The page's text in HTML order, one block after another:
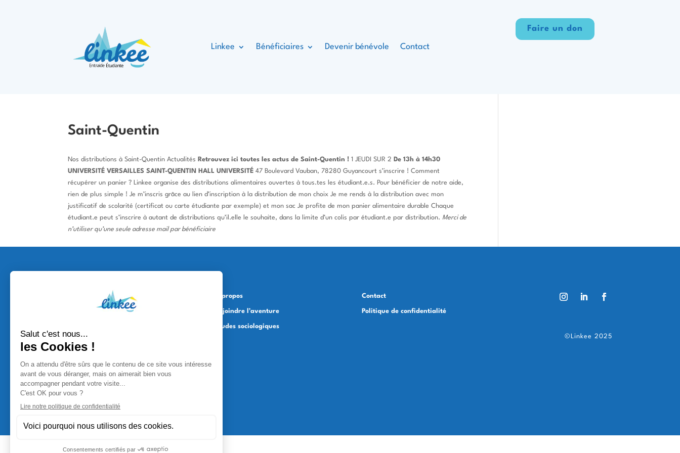
Linkee Bénéficiaires Devenir bénévole Contact
Faire un don
Saint-Quentin
Nos distributions à Saint-Quentin Actualités Retrouvez ici toutes les actus de Saint-Quentin ! 1 JEUDI SUR 2 De 13h à 14h30
UNIVERSITÉ VERSAILLESSAINT-QUENTIN HALL UNIVERSITÉ 47 Boulevard Vauban, 78280 Guyancourt s’inscrire ! Comment
récupérer un panier ? Linkee organise des distributions alimentaires ouvertes à tous.tes les étudiant.e.s. Pour bénéficier de notre aide,
rien de plus simple ! Je m’inscris grâce au lien d’inscription à la distribution de mon choix Je me rends à la distribution avec mon
justificatif de scolarité (certificat ou carte étudiante par exemple) et mon sac Je profite de mon panier alimentaire durable Chaque
étudiant.e peut s’inscrire à autant de distributions qu’il.elle le souhaite, dans la limite d’un colis par étudiant.e par distribution. Merci de
n’utiliser qu’une seule adresse mail par bénéficiaire
À propos
Rejoindre l’aventure
Études sociologiques
Contact
Politique de confidentialité
©Linkee 2025